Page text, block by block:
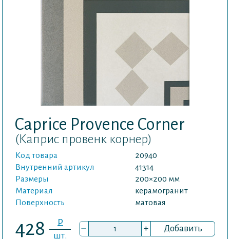
Caprice Provence Corner
(Каприс провенк корнер)
Код товара
20940
Внутренний артикул
41314
Размеры
200×200 мм
Материал
керамогранит
Поверхность
матовая
428 P
шт.
– + Добавить